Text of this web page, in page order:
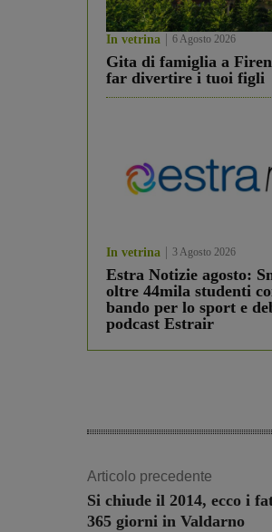
In vetrina 6 Agosto 2026
Gita di famiglia a
far divertire i tuoi figli
In vetrina 3 Agosto 2026
Estra Notizie agosto:
oltre 44mila studenti
bando per lo sport e
podcast Estrair
Articolo precedente
Si chiude il 2014, ecco i
365 giorni in Valdarno